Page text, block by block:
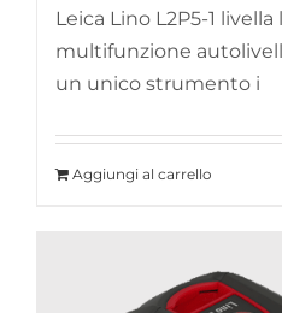
Leica Lino L2P5-1
multifunzione
un unico strumento i
Aggiungi al carrello